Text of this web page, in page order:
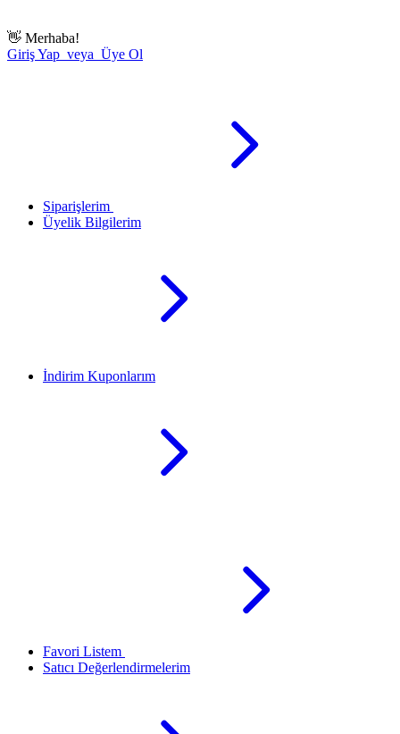
👋 Merhaba!
Giriş Yap veya Üye Ol
Siparişlerim
Üyelik Bilgilerim
İndirim Kuponlarım
Favori Listem
Satıcı Değerlendirmelerim